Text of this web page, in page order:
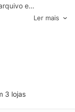
e
o espírito dos
padrão
enquanto a
toque premium.
peça de
Ler mais
3 lojas